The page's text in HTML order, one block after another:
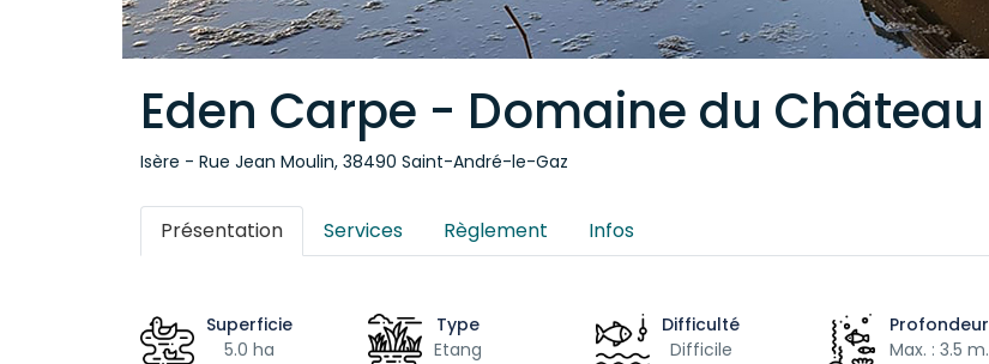
Eden Carpe - Domaine du Château
Isère - Rue Jean Moulin, 38490 Saint-André-le-Gaz
Présentation Services Règlement Infos
Superficie
5.0 ha
Type
Etang
Difficulté
Difficile
Profondeur
Max. : 3.5 m.